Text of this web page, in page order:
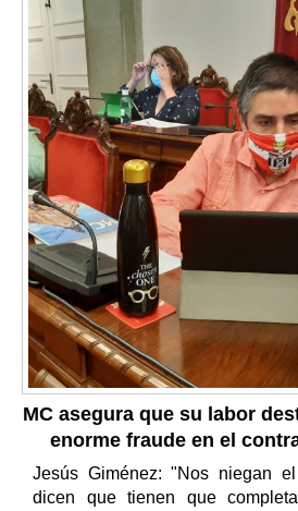
MC asegura que su labor
enorme fraude en el
Jesús Giménez: "Nos niegan
dicen que tienen que